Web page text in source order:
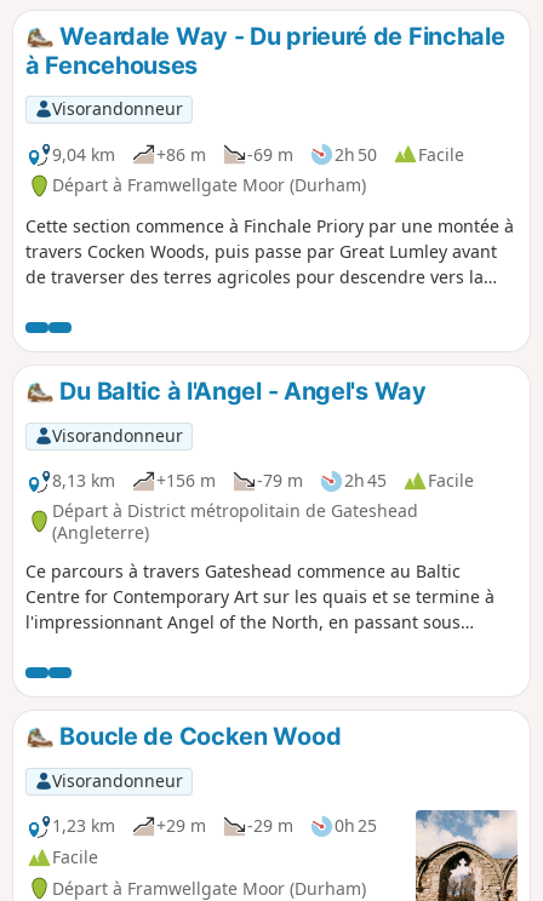
de la randonnée comporte une montée raide, puis tout est
en descente à partir de Lumley.
Weardale Way - Du prieuré de Finchale
à Fencehouses
Visorandonneur
9,04 km
+86 m -69 m 2h 50
Facile
Départ à Framwellgate Moor (Durham)
Cette section commence à Finchale Priory par une montée à
travers Cocken Woods, puis passe par Great Lumley avant
de traverser des terres agricoles pour descendre vers la
Lumley Park Beck jusqu'à Fencehouses. Cette section
comprend des montées raides ainsi que des chemins
agricoles et des échaliers.
Du Baltic à l'Angel - Angel's Way
Visorandonneur
8,13 km
+156 m -79 m 2h 45
Facile
Départ à District métropolitain de Gateshead
(Angleterre)
Ce parcours à travers Gateshead commence au Baltic
Centre for Contemporary Art sur les quais et se termine à
l'impressionnant Angel of the North, en passant sous
victorien et les quartiers résidentiels.
Boucle de Cocken Wood
Visorandonneur
1,23 km
+29 m -29 m
0h 25
Facile
Départ à Framwellgate Moor (Durham)